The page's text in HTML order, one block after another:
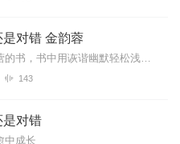
对错 金韵蓉
这是一本关于婚姻经营的书，书中用诙谐幽默轻松浅显的文字告诉大家怎么样经营婚姻，怎样获得幸福！看了这本书，你会有很大收货和感悟！
143
是对错
中成长